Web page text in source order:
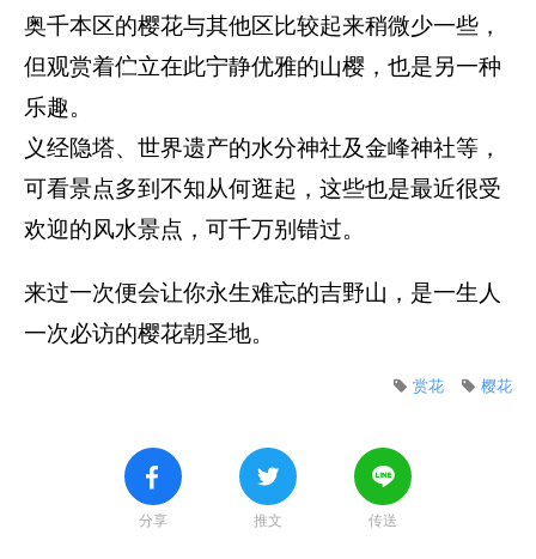
奥千本区的樱花与其他区比较起来稍微少一些，
但观赏着伫立在此宁静优雅的山樱，也是另一种
乐趣。
义经隐塔、世界遗产的水分神社及金峰神社等，
可看景点多到不知从何逛起，这些也是最近很受
欢迎的风水景点，可千万别错过。
来过一次便会让你永生难忘的吉野山，是一生人
一次必访的樱花朝圣地。
樱花
赏花
分享 推文 传送